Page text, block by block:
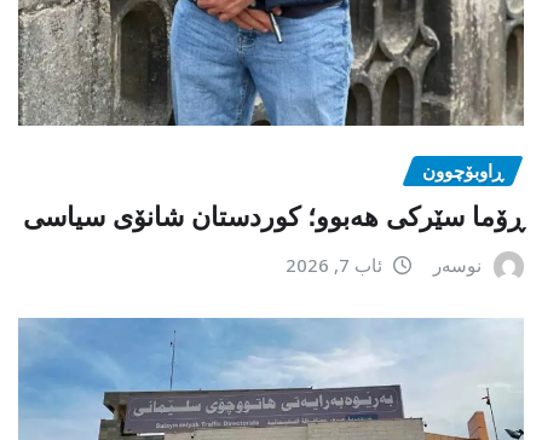
ڕاوبۆچوون
ڕۆما سێرکی هەبوو؛ کوردستان شانۆی سیاسی
نوسەر ئاب 7, 2026